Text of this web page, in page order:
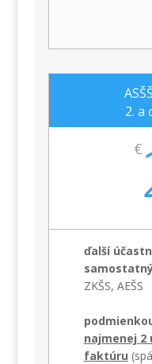
2. a
€
ďalší
ZKŠS, AEŠS
najmenej 2
faktúru